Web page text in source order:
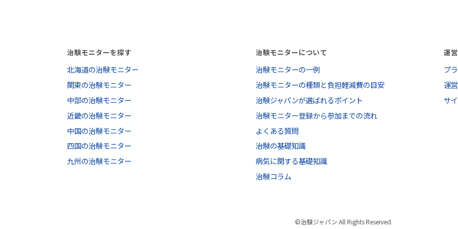
治験モニターを探す
北海道の治験モニター
関東の治験モニター
中部の治験モニター
近畿の治験モニター
中国の治験モニター
四国の治験モニター
九州の治験モニター
治験モニターについて
治験モニターの一例
治験モニターの種類と負担軽減費の目安
治験ジャパンが選ばれるポイント
治験モニター登録から参加までの流れ
よくある質問
治験の基礎知識
病気に関する基礎知識
治験コラム
運
プ
運
サ
©治験ジャパン All Rights Reserved.